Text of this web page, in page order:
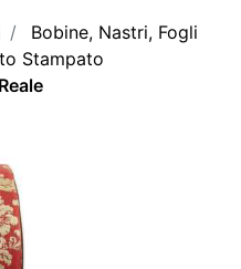
Bobine, Nastri, Fogli
Stampato